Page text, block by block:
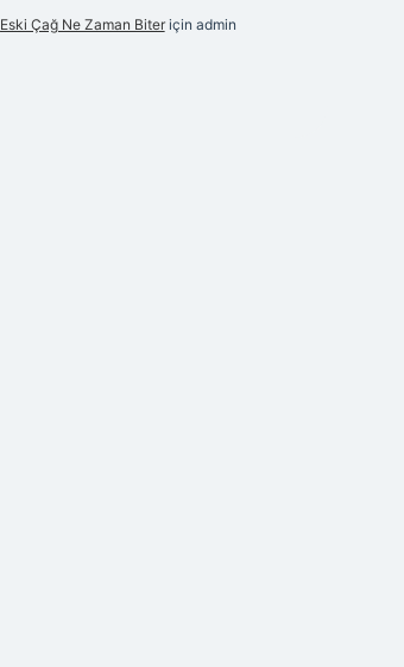
Eski Çağ Ne Zaman Biteriçin admin